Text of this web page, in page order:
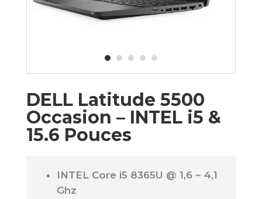
DELL Latitude 5500
Occasion – INTEL i5 &
15.6 Pouces
INTEL Core i5 8365U @ 1,6 ~ 4,1
Ghz